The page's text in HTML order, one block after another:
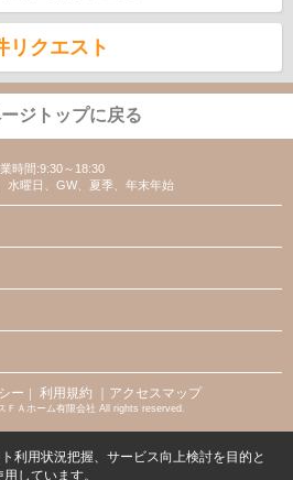
リクエスト
ジトップに戻る
時間:9:30～18:30
水曜日、GW、夏季、年末年始
ー ｜ 利用規約 ｜アクセスマップ
ＦＡホーム有限会社 All rights reserved.
利用状況把握、サービス向上検討を目的と
しています。